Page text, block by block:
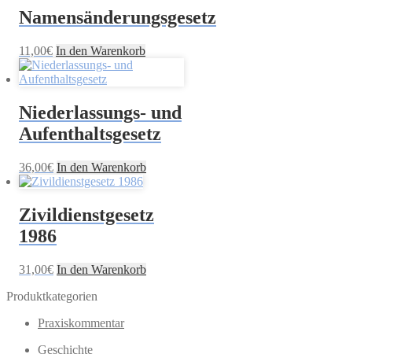
Namensänderungsgesetz
11,00€ In den Warenkorb
Niederlassungs- und
Aufenthaltsgesetz
36,00€ In den Warenkorb
Zivildienstgesetz
1986
31,00€ In den Warenkorb
Produktkategorien
Praxiskommentar
Geschichte